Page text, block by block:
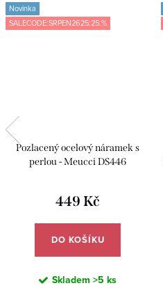
Novinka
SALECODE:SRPEN2625:25:%
Pozlacený ocelový náramek s
perlou - Meucci DS446
449 Kč
DO KOŠÍKU
Skladem >5 ks